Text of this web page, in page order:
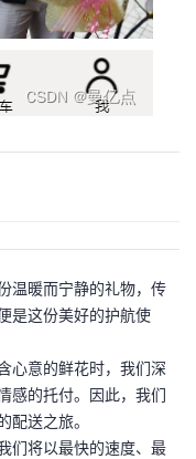
暖而宁静的礼物，传
是这份美好的护航使
心意的鲜花时，我们深
感的托付。因此，我们
配送之旅。
将以最快的速度、最